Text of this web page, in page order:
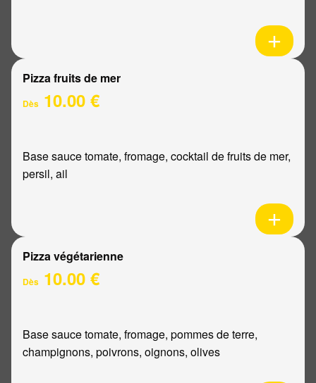
Pizza fruits de mer
Dès 10.00 €
Base sauce tomate, fromage, cocktail de fruits de mer,
persil, ail
Pizza végétarienne
Dès 10.00 €
Base sauce tomate, fromage, pommes de terre,
champignons, poivrons, oignons, olives